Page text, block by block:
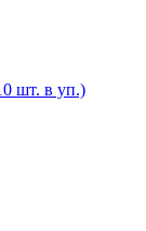
шт. в уп.)